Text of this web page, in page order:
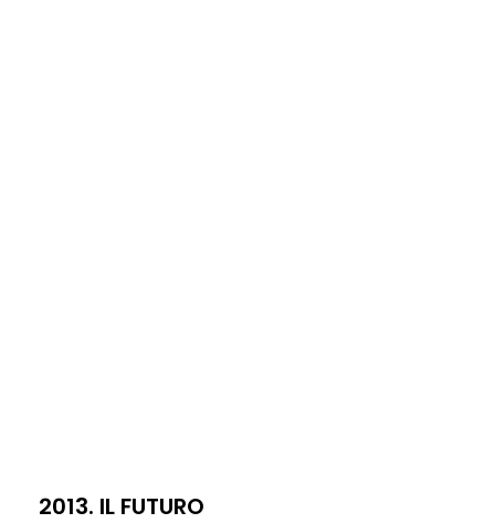
2013. IL FUTURO